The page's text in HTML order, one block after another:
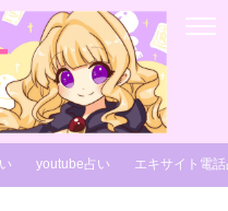
youtube占い エキサイト電